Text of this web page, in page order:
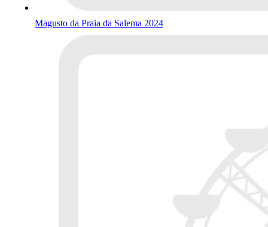
Magusto da Praia da Salema 2024